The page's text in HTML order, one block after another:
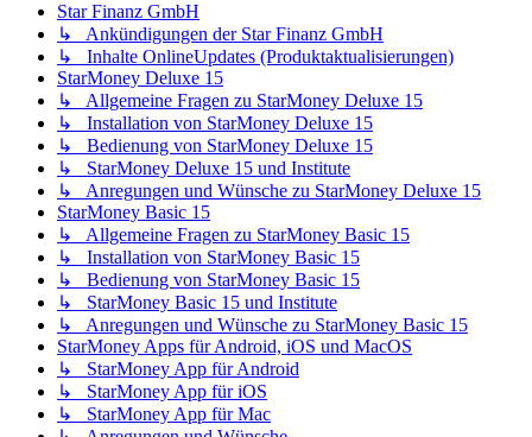
Star Finanz GmbH
↳ Ankündigungen der Star Finanz GmbH
↳ Inhalte OnlineUpdates (Produktaktualisierungen)
StarMoney Deluxe 15
↳ Allgemeine Fragen zu StarMoney Deluxe 15
↳ Installation von StarMoney Deluxe 15
↳ Bedienung von StarMoney Deluxe 15
↳ StarMoney Deluxe 15 und Institute
↳ Anregungen und Wünsche zu StarMoney Deluxe 15
StarMoney Basic 15
↳ Allgemeine Fragen zu StarMoney Basic 15
↳ Installation von StarMoney Basic 15
↳ Bedienung von StarMoney Basic 15
↳ StarMoney Basic 15 und Institute
↳ Anregungen und Wünsche zu StarMoney Basic 15
StarMoney Apps für Android, iOS und MacOS
↳ StarMoney App für Android
↳ StarMoney App für iOS
↳ StarMoney App für Mac